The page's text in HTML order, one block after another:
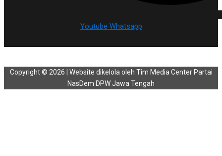
Youtube Whatsapp
Copyright © 2026 | Website dikelola oleh Tim Media Center Partai
NasDem DPW Jawa Tengah